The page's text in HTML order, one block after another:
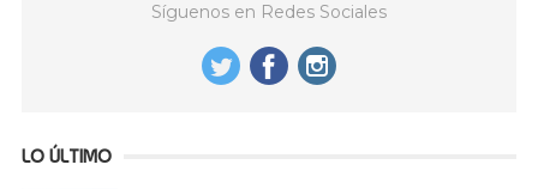
Síguenos en Redes Sociales
LO ÚLTIMO